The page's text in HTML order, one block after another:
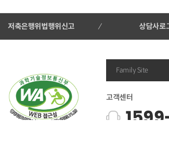
저축은행위법행위신고 상담사로
Family Site
고객센터